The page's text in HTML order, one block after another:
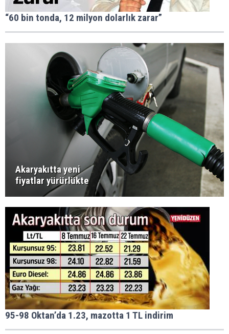
“60 bin tonda, 12 milyon dolarlık zarar”
Akaryakıtta yeni
fiyatlar yürürlükte
95-98 Oktan’da 1.23, mazotta 1 TL indirim